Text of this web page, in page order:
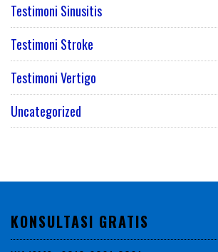
Testimoni Sinusitis
Testimoni Stroke
Testimoni Vertigo
Uncategorized
KONSULTASI GRATIS